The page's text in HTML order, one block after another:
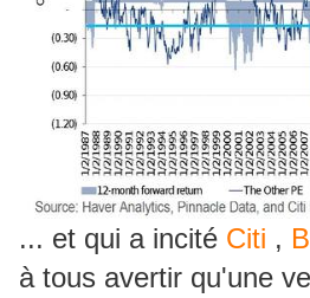
... et qui a incité Citi ,
à tous avertir qu'une